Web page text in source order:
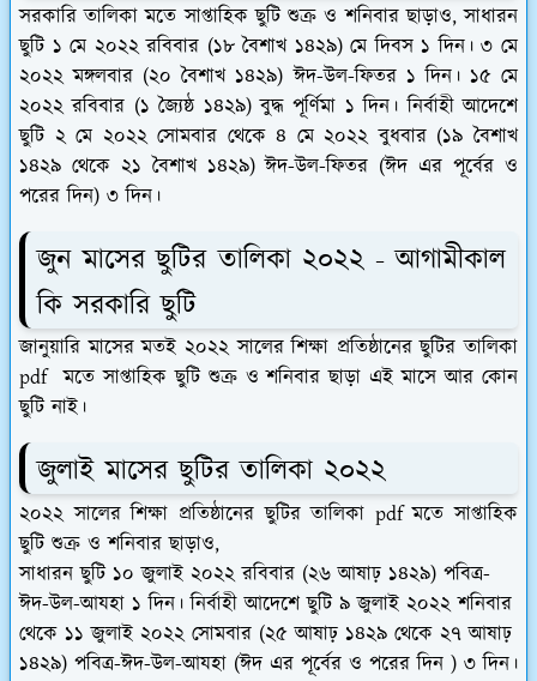
সরকারি তালিকা মতে সাপ্তাহিক ছুটি শুক্র ও শনিবার ছাড়াও, সাধারন
ছুটি ১ মে ২০২২ রবিবার (১৮ বৈশাখ ১৪২৯) মে দিবস ১ দিন। ৩ মে
২০২২ মঙ্গলবার (২০ বৈশাখ ১৪২৯) ঈদ-উল-ফিতর ১ দিন। ১৫ মে
২০২২ রবিবার (১ জ্যৈষ্ঠ ১৪২৯) বুদ্ধ পূর্ণিমা ১ দিন। নির্বাহী আদেশে
ছুটি ২ মে ২০২২ সোমবার থেকে ৪ মে ২০২২ বুধবার (১৯ বৈশাখ
১৪২৯ থেকে ২১ বৈশাখ ১৪২৯) ঈদ-উল-ফিতর (ঈদ এর পূর্বের ও
পরের দিন) ৩ দিন।
জুন মাসের ছুটির তালিকা ২০২২ - আগামীকাল
কি সরকারি ছুটি
জানুয়ারি মাসের মতই ২০২২ সালের শিক্ষা প্রতিষ্ঠানের ছুটির তালিকা
pdf মতে সাপ্তাহিক ছুটি শুক্র ও শনিবার ছাড়া এই মাসে আর কোন
ছুটি নাই।
জুলাই মাসের ছুটির তালিকা ২০২২
২০২২ সালের শিক্ষা প্রতিষ্ঠানের ছুটির তালিকা pdf মতে সাপ্তাহিক
ছুটি শুক্র ও শনিবার ছাড়াও,
সাধারন ছুটি ১০ জুলাই ২০২২ রবিবার (২৬ আষাঢ় ১৪২৯) পবিত্র-
ঈদ-উল-আযহা ১ দিন।নির্বাহী আদেশে ছুটি ৯ জুলাই ২০২২ শনিবার
থেকে ১১ জুলাই ২০২২ সোমবার (২৫ আষাঢ় ১৪২৯ থেকে ২৭ আষাঢ়
১৪২৯) পবিত্র-ঈদ-উল-আযহা (ঈদ এর পূর্বের ও পরের দিন ) ৩ দিন।